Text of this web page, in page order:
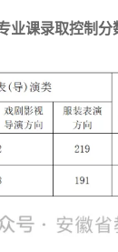
业课录取控制分